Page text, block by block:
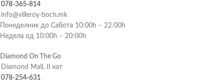
078-365-814
info@villeroy-boch.mk
Понеделник до Сабота 10:00h – 22:00h
Недела од 10:00h – 20:00h
Diamond On The Go
Diamond Mall, II кат
078-254-631